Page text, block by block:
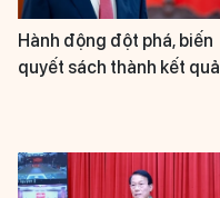
Hành động đột phá, biến
quyết sách thành kết quả